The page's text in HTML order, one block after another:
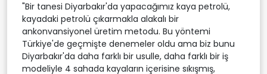
"Bir tanesi Diyarbakır'da yapacağımız kaya petrolü,
kayadaki petrolü çıkarmakla alakalı bir
ankonvansiyonel üretim metodu. Bu yöntemi
Türkiye'de geçmişte denemeler oldu ama biz bunu
Diyarbakır'da daha farklı bir usulle, daha farklı bir iş
modeliyle 4 sahada kayaların içerisine sıkışmış,